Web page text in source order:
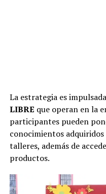
La estrategia es
LIBRE que operan en la
participantes pueden
conocimientos
talleres, además de
productos.